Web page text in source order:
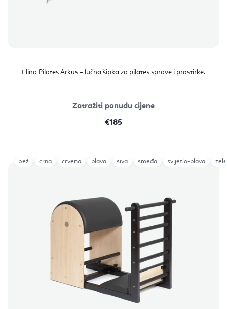
Elina Pilates Arkus – lučna šipka za pilates sprave i prostirke.
Zatražiti ponudu cijene
€185
bež crna crvena plava siva smeđa svijetlo-plava